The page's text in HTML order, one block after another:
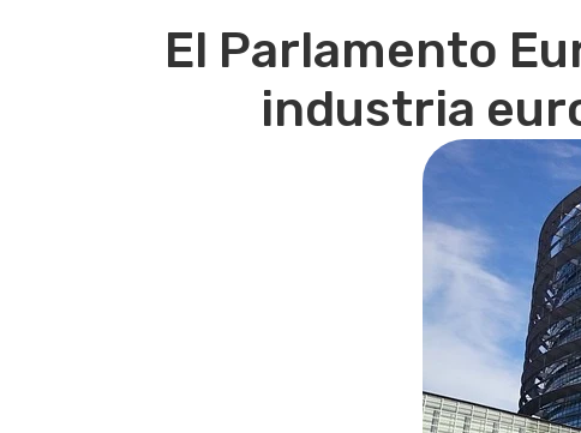
El Parlamento
industria